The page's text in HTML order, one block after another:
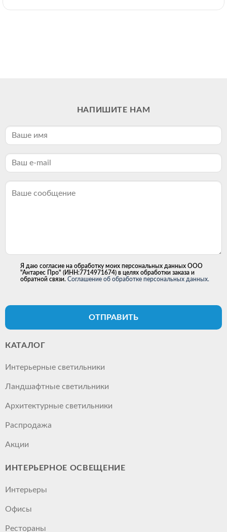
НАПИШИТЕ НАМ
Я даю согласие на обработку моих персональных данных ООО
"Антарес Про" (ИНН:7714971674) в целях обработки заказа и
обратной связи. Соглашение об обработке персональных данных.
ОТПРАВИТЬ
КАТАЛОГ
Интерьерные светильники
Ландшафтные светильники
Архитектурные светильники
Распродажа
Акции
ИНТЕРЬЕРНОЕ ОСВЕЩЕНИЕ
Интерьеры
Офисы
Рестораны